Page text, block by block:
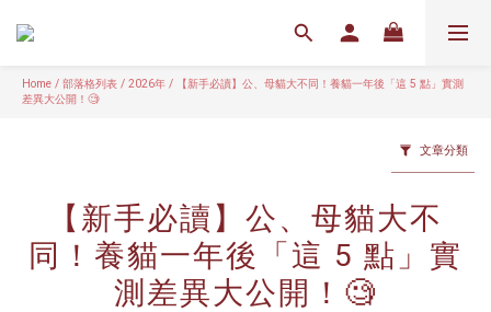
Home / 部落格列表 / 2026年 /
【新手必讀】公、母貓大不同！養貓一年後「這 5 點」實測
差異大公開！🧐
文章分類
【新手必讀】公、母貓大不
同！養貓一年後「這 5 點」實
測差異大公開！🧐